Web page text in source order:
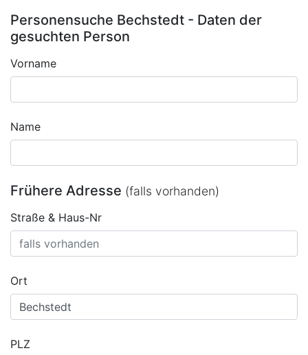
Personensuche Bechstedt - Daten der
gesuchten Person
Vorname
Name
Frühere Adresse (falls vorhanden)
Straße & Haus-Nr
Ort
PLZ